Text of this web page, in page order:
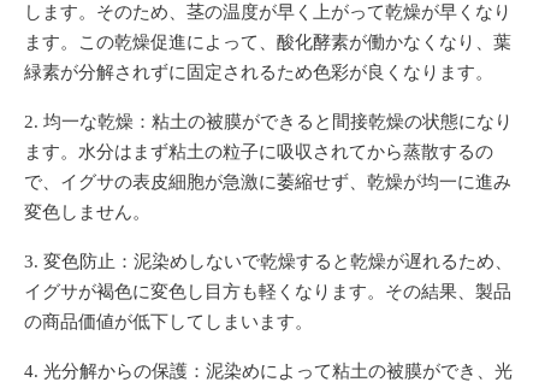
します。そのため、茎の温度が早く上がって乾燥が早くなり
ます。この乾燥促進によって、酸化酵素が働かなくなり、葉
緑素が分解されずに固定されるため色彩が良くなります。
均一な乾燥 ：粘土の被膜ができると間接乾燥の状態になり
ます。水分はまず粘土の粒子に吸収されてから蒸散するの
で、イグサの表皮細胞が急激に萎縮せず、乾燥が均一に進み
変色しません。
変色防止 ：泥染めしないで乾燥すると乾燥が遅れるため、
イグサが褐色に変色し目方も軽くなります。その結果、製品
の商品価値が低下してしまいます。
光分解からの保護 ：泥染めによって粘土の被膜ができ、光